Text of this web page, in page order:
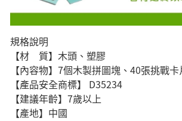
規格說明
【材 質】木頭、塑膠
【內容物】7個木製拼圖塊、40張挑戰卡
【產品安全商標】 D35234
【建議年齡】7歲以上
【產地】中國